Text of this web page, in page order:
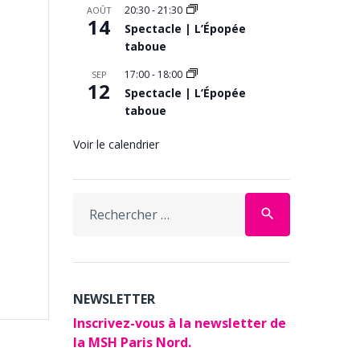
AOÛT
14
20:30-21:30
Spectacle | L’Épopée
taboue
SEP
12
17:00- 18:00
Spectacle | L’Épopée
taboue
Voir le calendrier
for:
search
NEWSLETTER
Inscrivez-vous à la newsletter de
la MSH Paris Nord.